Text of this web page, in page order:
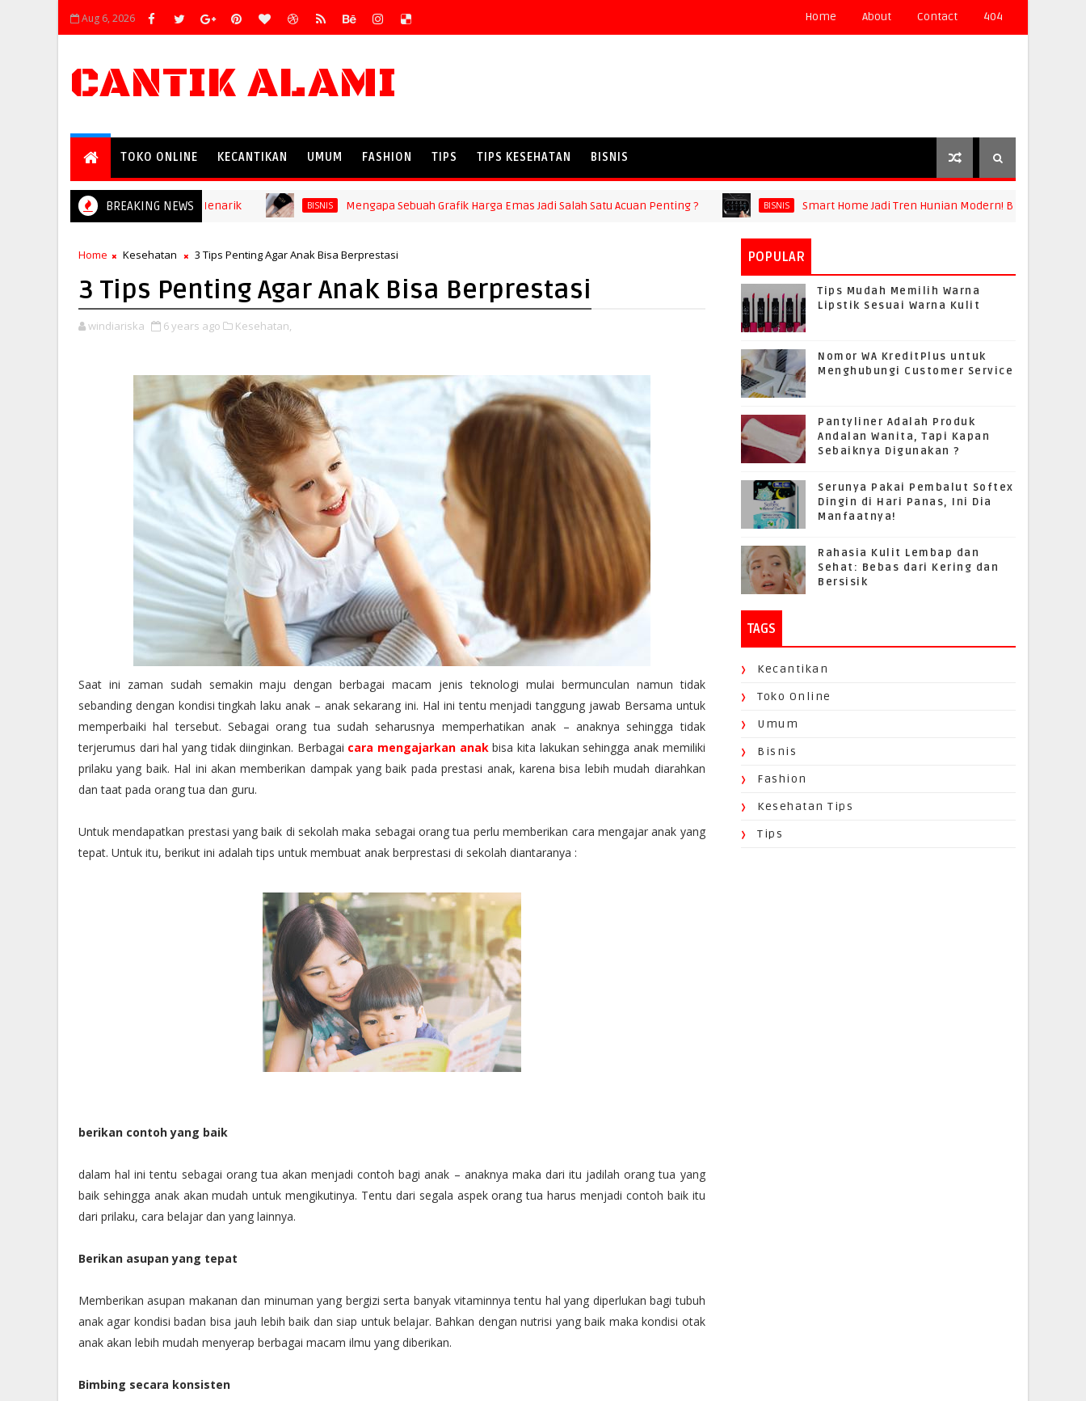
Aug 6, 2026 Home About Contact 404
CANTIK ALAMI
TOKO ONLINE KECANTIKAN UMUM FASHION TIPS TIPS KESEHATAN BISNIS
BREAKING NEWS
Bikin Rumah Anda Semakin Menarik BISNIS Mengapa Sebuah Grafik Harga Emas Jadi Salah Satu Acuan Penting ? BISNIS Smart Home Jadi Tren Hunian Modern! Begini Cara
Home Kesehatan 3 Tips Penting Agar Anak Bisa Berprestasi
3 Tips Penting Agar Anak Bisa Berprestasi
windiariska 6 years ago Kesehatan,
Saat ini zaman sudah semakin maju dengan berbagai macam jenis teknologi mulai bermunculan namun tidak
sebanding dengan kondisi tingkah laku anak – anak sekarang ini. Hal ini tentu menjadi tanggung jawab Bersama untuk
memperbaiki hal tersebut. Sebagai orang tua sudah seharusnya memperhatikan anak – anaknya sehingga tidak
terjerumus dari hal yang tidak diinginkan. Berbagai cara mengajarkan anakbisa kita lakukan sehingga anak memiliki
prilaku yang baik. Hal ini akan memberikan dampak yang baik pada prestasi anak, karena bisa lebih mudah diarahkan
dan taat pada orang tua dan guru.
Untuk mendapatkan prestasi yang baik di sekolah maka sebagai orang tua perlu memberikan cara mengajar anak yang
tepat. Untuk itu, berikut ini adalah tips untuk membuat anak berprestasi di sekolah diantaranya :
berikan contoh yang baik
dalam hal ini tentu sebagai orang tua akan menjadi contoh bagi anak – anaknya maka dari itu jadilah orang tua yang
baik sehingga anak akan mudah untuk mengikutinya. Tentu dari segala aspek orang tua harus menjadi contoh baik itu
dari prilaku, cara belajar dan yang lainnya.
Berikan asupan yang tepat
Memberikan asupan makanan dan minuman yang bergizi serta banyak vitaminnya tentu hal yang diperlukan bagi tubuh
anak agar kondisi badan bisa jauh lebih baik dan siap untuk belajar. Bahkan dengan nutrisi yang baik maka kondisi otak
anak akan lebih mudah menyerap berbagai macam ilmu yang diberikan.
Bimbing secara konsisten
POPULAR
Tips Mudah Memilih Warna
Lipstik Sesuai Warna Kulit
Nomor WA KreditPlus untuk
Menghubungi Customer Service
Pantyliner Adalah Produk
Andalan Wanita, Tapi Kapan
Sebaiknya Digunakan ?
Serunya Pakai Pembalut Softex
Dingin di Hari Panas, Ini Dia
Manfaatnya!
Rahasia Kulit Lembap dan
Sehat: Bebas dari Kering dan
Bersisik
TAGS
Kecantikan
Toko Online
Umum
Bisnis
Fashion
Kesehatan Tips
Tips